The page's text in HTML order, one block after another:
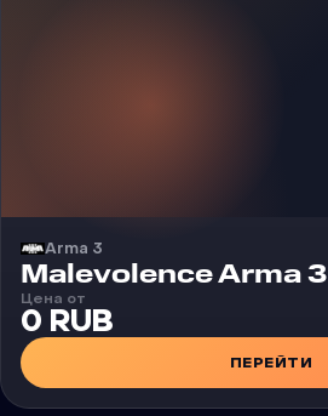
Arma 3
Чит
Malevolence Arma 3
Цена от
0 RUB
ПЕРЕЙТИ